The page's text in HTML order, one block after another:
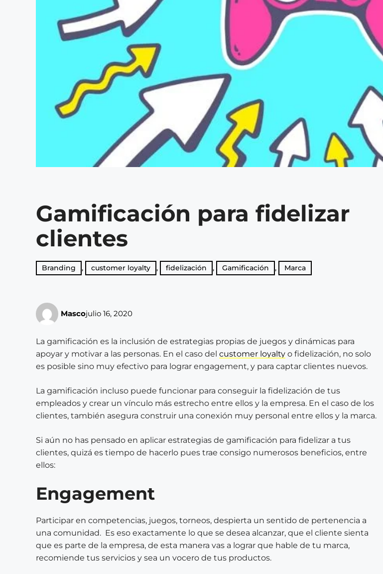
Gamificación para fidelizar
clientes
Branding , customer loyalty , fidelización , Gamificación , Marca
Mascojulio 16, 2020
La gamificación es la inclusión de estrategias propias de juegos y dinámicas para
apoyar y motivar a las personas. En el caso del customer loyalty o fidelización, no solo
es posible sino muy efectivo para lograr engagement, y para captar clientes nuevos.
La gamificación incluso puede funcionar para conseguir la fidelización de tus
empleados y crear un vínculo más estrecho entre ellos y la empresa. En el caso de los
clientes, también asegura construir una conexión muy personal entre ellos y la marca.
Si aún no has pensado en aplicar estrategias de gamificación para fidelizar a tus
clientes, quizá es tiempo de hacerlo pues trae consigo numerosos beneficios, entre
ellos:
Engagement
Participar en competencias, juegos, torneos, despierta un sentido de pertenencia a
una comunidad. Es eso exactamente lo que se desea alcanzar, que el cliente sienta
que es parte de la empresa, de esta manera vas a lograr que hable de tu marca,
recomiende tus servicios y sea un vocero de tus productos.